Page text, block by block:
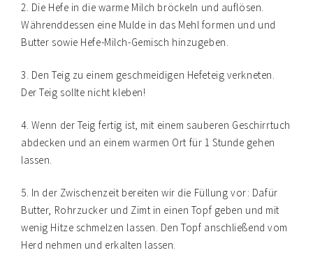
2. Die Hefe in die warme Milch bröckeln und auflösen.
Währenddessen eine Mulde in das Mehl formen und und
Butter sowie Hefe-Milch-Gemisch hinzugeben.
3. Den Teig zu einem geschmeidigen Hefeteig verkneten.
Der Teig sollte nicht kleben!
4. Wenn der Teig fertig ist, mit einem sauberen Geschirrtuch
abdecken und an einem warmen Ort für 1 Stunde gehen
lassen.
5. In der Zwischenzeit bereiten wir die Füllung vor: Dafür
Butter, Rohrzucker und Zimt in einen Topf geben und mit
wenig Hitze schmelzen lassen. Den Topf anschließend vom
Herd nehmen und erkalten lassen.